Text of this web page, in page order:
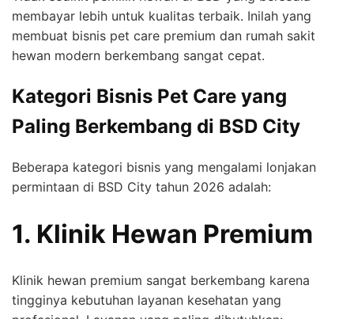
membayar lebih untuk kualitas terbaik. Inilah yang
membuat bisnis pet care premium dan rumah sakit
hewan modern berkembang sangat cepat.
Kategori Bisnis Pet Care yang
Paling Berkembang di BSD City
Beberapa kategori bisnis yang mengalami lonjakan
permintaan di BSD City tahun 2026 adalah:
1. Klinik Hewan Premium
Klinik hewan premium sangat berkembang karena
tingginya kebutuhan layanan kesehatan yang